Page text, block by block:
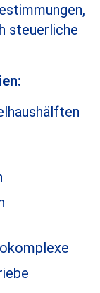
steuerliche